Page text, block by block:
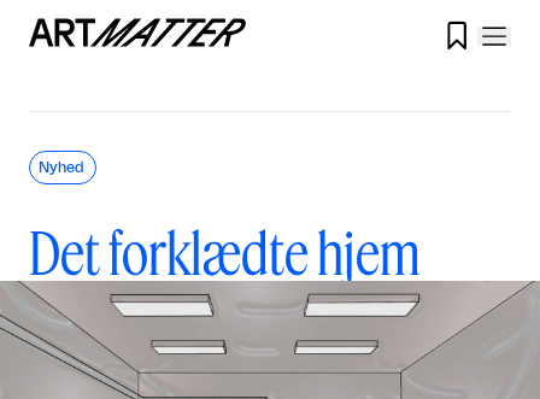

Det forklædte hjem
Nyhed